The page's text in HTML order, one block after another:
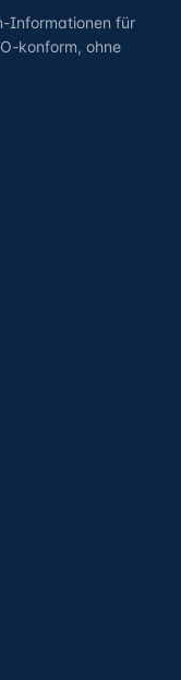
Informationen für
konform, ohne